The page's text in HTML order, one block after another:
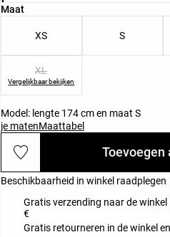
Maat
Lijst met productmaten
XS S
XL
Vergelijkbaar bekijken
Model: lengte 174 cm en maat S
je matenMaattabel
Toevoegen
Beschikbaarheid in winkel raadplegen
Gratis verzending naar de
€
Gratis retourneren in de winkel